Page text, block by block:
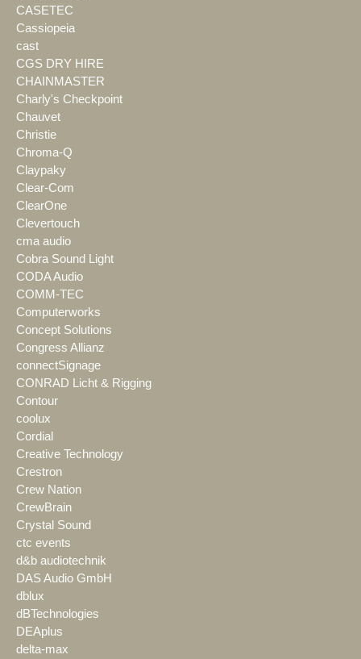
CASETEC
Cassiopeia
cast
CGS DRY HIRE
CHAINMASTER
Charly's Checkpoint
Chauvet
Christie
Chroma-Q
Claypaky
Clear-Com
ClearOne
Clevertouch
cma audio
Cobra Sound Light
CODA Audio
COMM-TEC
Computerworks
Concept Solutions
Congress Allianz
connectSignage
CONRAD Licht & Rigging
Contour
coolux
Cordial
Creative Technology
Crestron
Crew Nation
CrewBrain
Crystal Sound
ctc events
d&b audiotechnik
DAS Audio GmbH
dblux
dBTechnologies
DEAplus
delta-max